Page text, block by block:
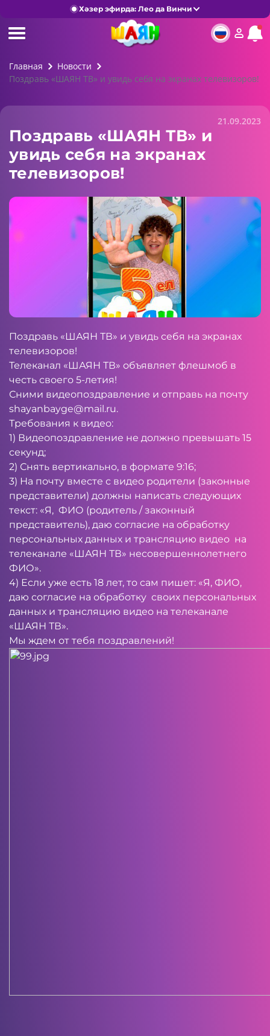
Хәзер эфирда: Лео да Винчи
Главная
Новости
Поздравь «ШАЯН ТВ» и увидь себя на экранах телевизоров!
21.09.2023
Поздравь «ШАЯН ТВ» и
увидь себя на экранах
телевизоров!
Поздравь «ШАЯН ТВ» и увидь себя на экранах
телевизоров!
Телеканал «ШАЯН ТВ» объявляет флешмоб в
честь своего 5-летия!
Сними видеопоздравление и отправь на почту
shayanbayge@mail.ru.
Требования к видео:
1) Видеопоздравление не должно превышать 15
секунд;
2) Снять вертикально, в формате 9:16;
3) На почту вместе с видео родители (законные
представители) должны написать следующих
текст: «Я, ФИО (родитель / законный
представитель), даю согласие на обработку
персональных данных и трансляцию видео на
телеканале «ШАЯН ТВ» несовершеннолетнего
ФИО».
4) Если уже есть 18 лет, то сам пишет: «Я, ФИО,
даю согласие на обработку своих персональных
данных и трансляцию видео на телеканале
«ШАЯН ТВ».
Мы ждем от тебя поздравлений!